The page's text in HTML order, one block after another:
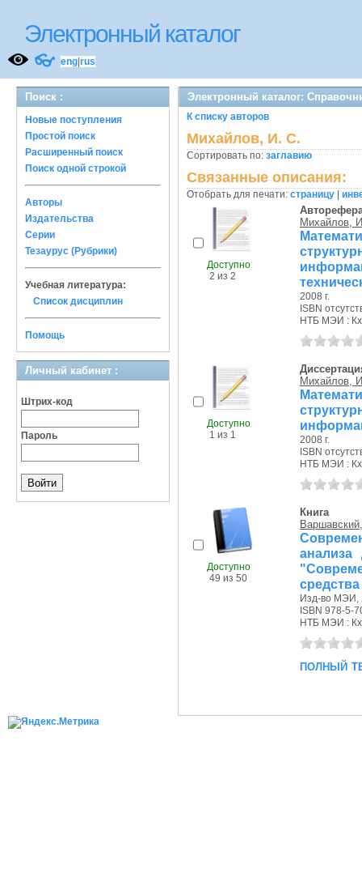
Электронный каталог
👓 eng rus
Поиск :
Новые поступления
Простой поиск
Расширенный поиск
Поиск одной строкой
Авторы
Издательства
Серии
Тезаурус (Рубрики)
Учебная литература:
Список дисциплин
Помощь
Личный кабинет :
Штрих-код
Пароль
Электронный каталог:
К списку авторов
Михайлов, И. С.
Сортировать по: заглавию
Связанные описания:
Отобрать для печати: страницу
Доступно
2 из 2
Михайлов,
2008 г.
ISBN
НТБ МЭИ : Кх
Доступно
1 из 1
Михайлов,
2008 г.
ISBN
НТБ МЭИ : Кх
Доступно
49 из 50
Книга
Изд-во МЭИ,
ISBN 978-5-
НТБ МЭИ :
полный